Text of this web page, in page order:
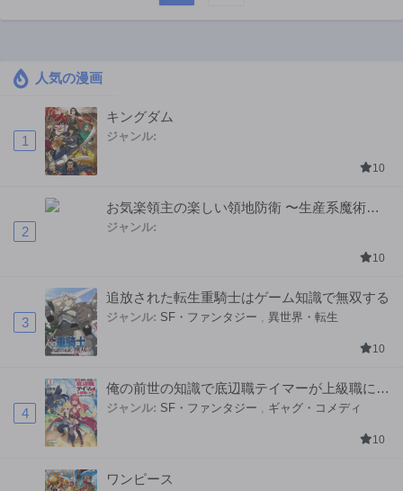
人気の漫画
1
キングダム
ジャンル:
10
2
お気楽領主の楽しい領地防衛 〜生産系魔術で
名もなき村を最強の城塞都市に〜
ジャンル:
10
3
追放された転生重騎士はゲーム知識で無双する
ジャンル: SF・ファンタジー , 異世界・転生
10
4
俺の前世の知識で底辺職テイマーが上級職にな
ってしまいそうな件
ジャンル: SF・ファンタジー , ギャグ・コメディ
10
ワンピース